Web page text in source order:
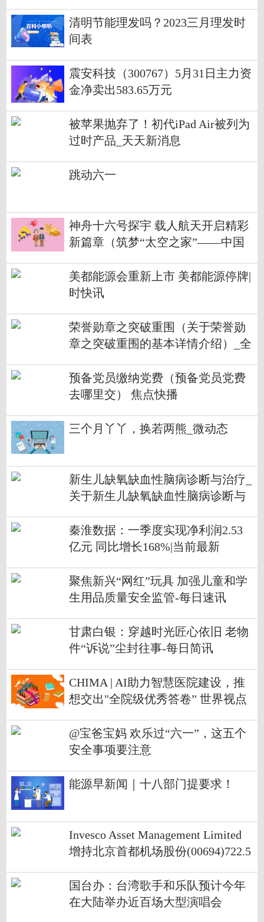
清明节能理发吗？2023三月理发时
间表
震安科技（300767）5月31日主力资
金净卖出583.65万元
被苹果抛弃了！初代iPad Air被列为
过时产品_天天新消息
跳动六一
神舟十六号探宇 载人航天开启精彩
新篇章（筑梦“太空之家”——中国
美都能源会重新上市 美都能源停牌|
时快讯
荣誉勋章之突破重围（关于荣誉勋
章之突破重围的基本详情介绍）_全
预备党员缴纳党费（预备党员党费
去哪里交） 焦点快播
三个月丫丫，换若两熊_微动态
新生儿缺氧缺血性脑病诊断与治疗_
关于新生儿缺氧缺血性脑病诊断与
秦淮数据：一季度实现净利润2.53
亿元 同比增长168%|当前最新
聚焦新兴“网红”玩具 加强儿童和学
生用品质量安全监管-每日速讯
甘肃白银：穿越时光匠心依旧 老物
件“诉说”尘封往事-每日简讯
CHIMA | AI助力智慧医院建设，推
想交出"全院级优秀答卷” 世界视点
​@宝爸宝妈 欢乐过“六一”，这五个
安全事项要注意
能源早新闻｜十八部门提要求！
Invesco Asset Management Limited
增持北京首都机场股份(00694)722.5
国台办：台湾歌手和乐队预计今年
在大陆举办近百场大型演唱会